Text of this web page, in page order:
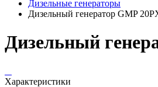
Дизельные генераторы
Дизельный генератор GMP
Дизельный
Характеристики